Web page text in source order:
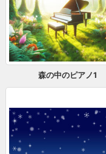
森の中のピアノ1